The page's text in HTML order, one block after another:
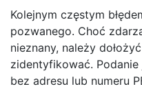
Kolejnym częstym
pozwanego. Choć
nieznany, należy
zidentyfikować.
bez adresu lub numeru